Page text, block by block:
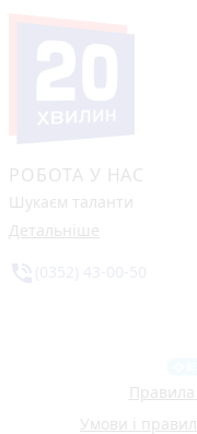
РОБОТА У НАС
Шукаєм таланти
Детальніше
Умови і